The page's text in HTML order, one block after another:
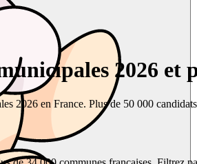
2026 et
2026 en France. Plus de 50 000